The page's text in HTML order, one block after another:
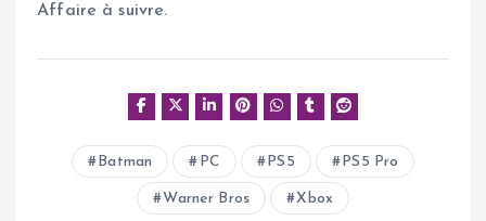
Affaire à suivre.
Batman PC PS5 PS5 Pro
Warner Bros Xbox